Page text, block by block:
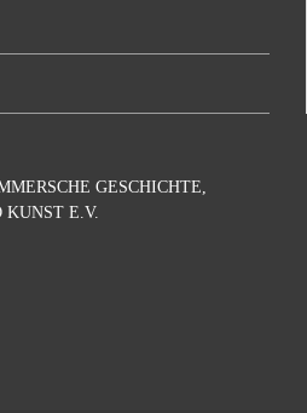
GESCHICHTE,
KUNST E.V.